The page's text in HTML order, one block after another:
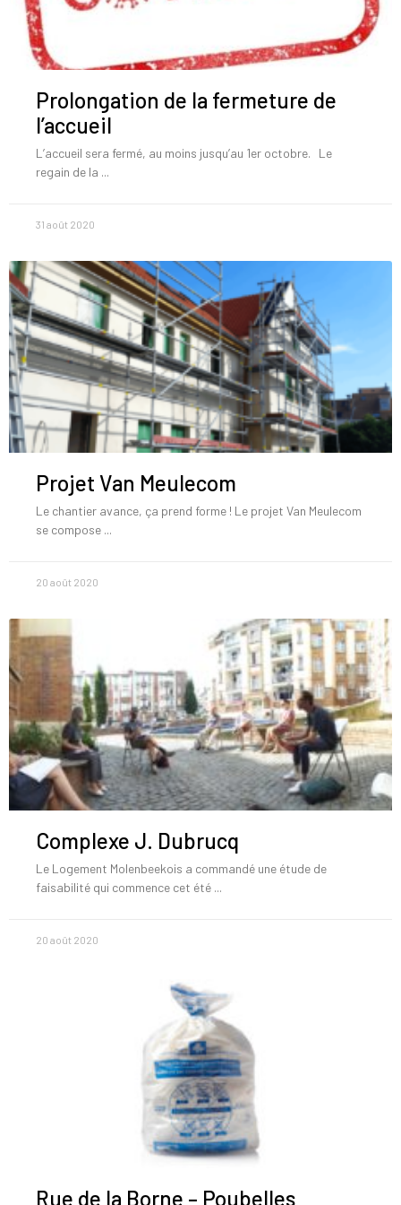
Prolongation de la fermeture de
l’accueil
L’accueil sera fermé, au moins jusqu’au 1er octobre. Le
regain de la
31 août 2020
Projet Van Meulecom
Le chantier avance, ça prend forme ! Le projet Van Meulecom
se compose
20 août 2020
Complexe J. Dubrucq
Le Logement Molenbeekois a commandé une étude de
faisabilité qui commence cet été
20 août 2020
Rue de la Borne – Poubelles